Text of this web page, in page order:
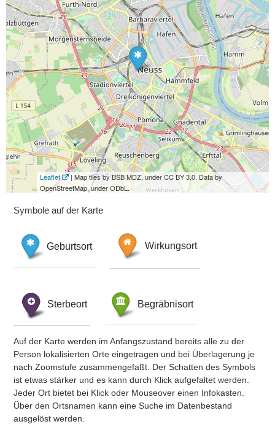
Leaflet
| Map tiles by BSB MDZ, under CC BY 3.0. Data by
OpenStreetMap, under ODbL.
Symbole auf der Karte
Geburtsort Wirkungsort
Sterbeort Begräbnisort
Auf der Karte werden im Anfangszustand bereits alle zu der
Person lokalisierten Orte eingetragen und bei Überlagerung je
nach Zoomstufe zusammengefaßt. Der Schatten des Symbols
ist etwas stärker und es kann durch Klick aufgefaltet werden.
Jeder Ort bietet bei Klick oder Mouseover einen Infokasten.
Über den Ortsnamen kann eine Suche im Datenbestand
ausgelöst werden.